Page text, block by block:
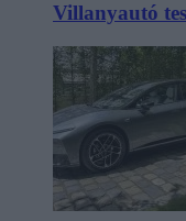
Villanyautó